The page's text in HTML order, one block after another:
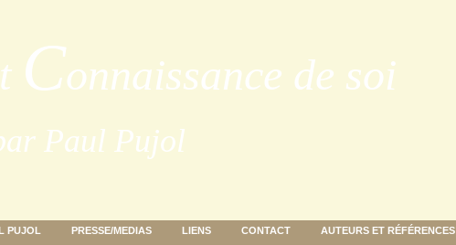
Connaissance de soi
Paul Pujol
PUJOL PRESSE/MEDIAS LIENS CONTACT AUTEURS ET RÉFÉRENCES